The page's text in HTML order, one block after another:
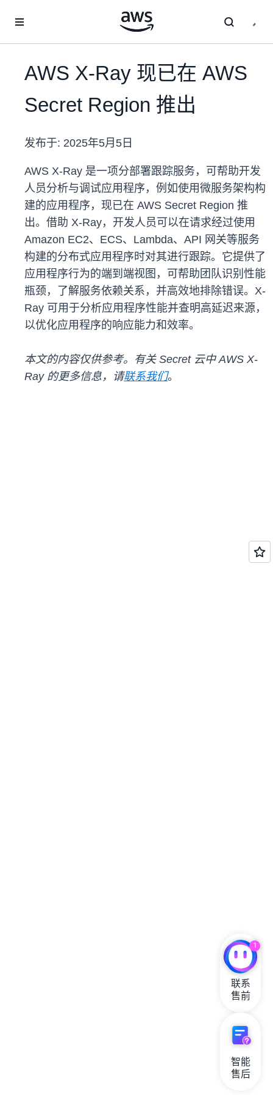
AWS X-Ray 现已在 AWS
Secret Region 推出
发布于: 2025年5月5日
AWS X-Ray 是一项分部署跟踪服务，可帮助开发
人员分析与调试应用程序，例如使用微服务架构构
建的应用程序，现已在 AWS Secret Region 推
出。借助 X-Ray，开发人员可以在请求经过使用
Amazon EC2、ECS、Lambda、API 网关等服务
构建的分布式应用程序时对其进行跟踪。它提供了
应用程序行为的端到端视图，可帮助团队识别性能
瓶颈，了解服务依赖关系，并高效地排除错误。X-
Ray 可用于分析应用程序性能并查明高延迟来源，
以优化应用程序的响应能力和效率。
本文的内容仅供参考。有关 Secret 云中 AWS X-
Ray 的更多信息，请联系我们。
1
联系
售前
智能
售后